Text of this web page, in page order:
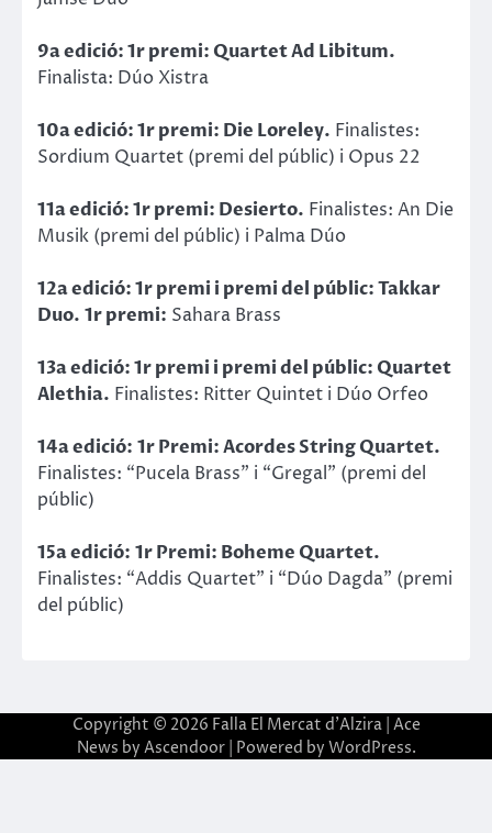
9a edició: 1r premi: Quartet Ad Libitum.
Finalista: Dúo Xistra
10a edició: 1r premi: Die Loreley. Finalistes:
Sordium Quartet (premi del públic) i Opus 22
11a edició: 1r premi: Desierto. Finalistes: An Die
Musik (premi del públic) i Palma Dúo
12a edició: 1r premi i premi del públic: Takkar
Duo. 1r premi: Sahara Brass
13a edició: 1r premi i premi del públic: Quartet
Alethia. Finalistes: Ritter Quintet i Dúo Orfeo
14a edició: 1r Premi: Acordes String Quartet.
Finalistes: “Pucela Brass” i “Gregal” (premi del
públic)
15a edició: 1r Premi: Boheme Quartet.
Finalistes: “Addis Quartet” i “Dúo Dagda” (premi
del públic)
Copyright © 2026 Falla El Mercat d'Alzira| Ace
News by Ascendoor| Powered by WordPress.